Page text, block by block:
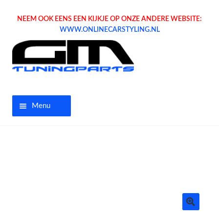
NEEM OOK EENS EEN KIJKJE OP ONZE ANDERE WEBSITE:
WWW.ONLINECARSTYLING.NL
Menu